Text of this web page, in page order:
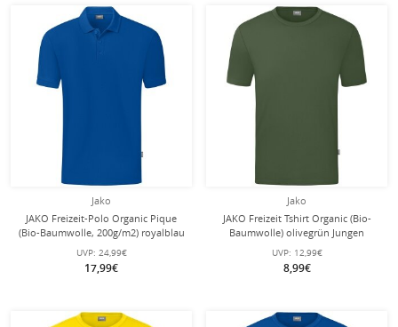
Jako
JAKO Freizeit-Polo Organic Pique
(Bio-Baumwolle, 200g/m2) royalblau
Jungen
UVP: 24,99€
17,99€
Jako
JAKO Freizeit Tshirt Organic (Bio-
Baumwolle) olivegrün Jungen
UVP: 12,99€
8,99€